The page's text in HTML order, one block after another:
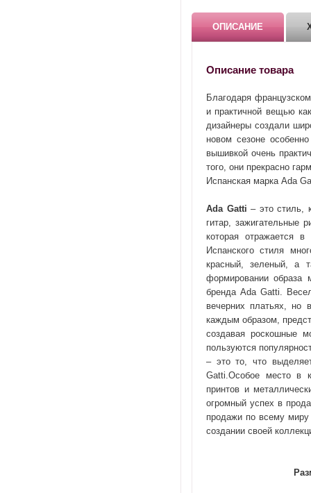
ОПИСАНИЕ
Описание товара
Благодаря
и практичной вещью
дизайнеры создали
новом сезоне
вышивкой очень
того, они прекрасно
Испанская марка Ada
Ada Gatti – это стиль,
гитар, зажигательные
которая отражается
Испанского стиля
красный, зеленый, а
формировании образа
бренда Ada Gatti.
вечерних платьях, но
каждым образом,
создавая роскошные
пользуются
– это то, что
Gatti.Особое место в
принтов и
огромный успех в
продажи по всему
создании своей